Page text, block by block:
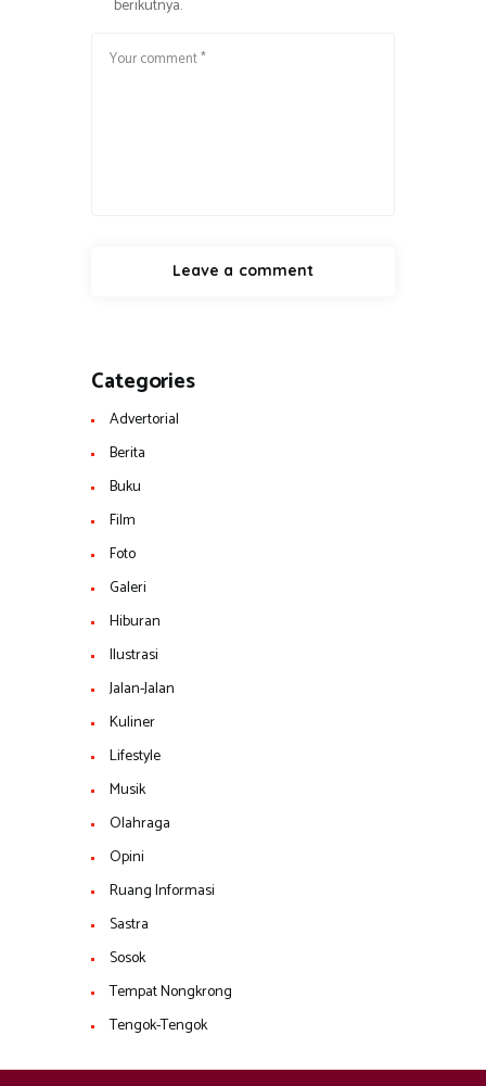
berikutnya.
Categories
Advertorial
Berita
Buku
Film
Foto
Galeri
Hiburan
Ilustrasi
Jalan-Jalan
Kuliner
Lifestyle
Musik
Olahraga
Opini
Ruang Informasi
Sastra
Sosok
Tempat Nongkrong
Tengok-Tengok